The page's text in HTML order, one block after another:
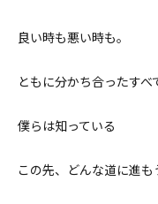
良い時も悪い時も。
ともに分かち合ったすべ
僕らは知っている
この先、どんな道に進も